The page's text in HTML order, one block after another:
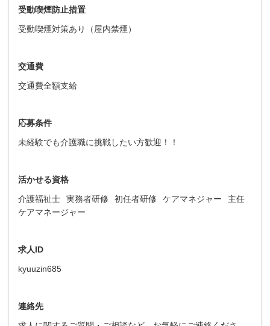
受動喫煙防止措置
受動喫煙対策あり（屋内禁煙）
交通費
交通費全額支給
応募条件
未経験でも介護職に挑戦したい方歓迎！！
活かせる資格
介護福祉士
実務者研修 初任者研修 ケアマネジャー
主任
ケアマネージャー
求人ID
kyuuzin685
連絡先